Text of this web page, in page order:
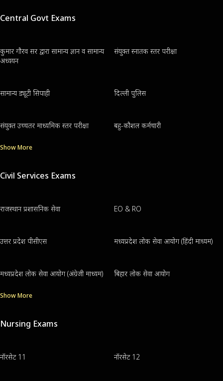
Central Govt Exams
कुमार गौरव सर द्वारा सामान्य ज्ञान व सामान्य
अध्ययन
संयुक्त स्नातक स्तर परीक्षा
सामान्य ड्यूटी सिपाही दिल्ली पुलिस
संयुक्त उच्चतर माध्यमिक स्तर परीक्षा बहु-कौशल कर्मचारी
Show More
Civil Services Exams
राजस्थान प्रशासनिक सेवा EO & RO
उत्तर प्रदेश पीसीएस मध्यप्रदेश लोक सेवा आयोग (हिंदी माध्यम)
मध्यप्रदेश लोक सेवा आयोग (अंग्रेजी माध्यम) बिहार लोक सेवा आयोग
Show More
Nursing Exams
नॉरसेट 11 नॉरसेट 12